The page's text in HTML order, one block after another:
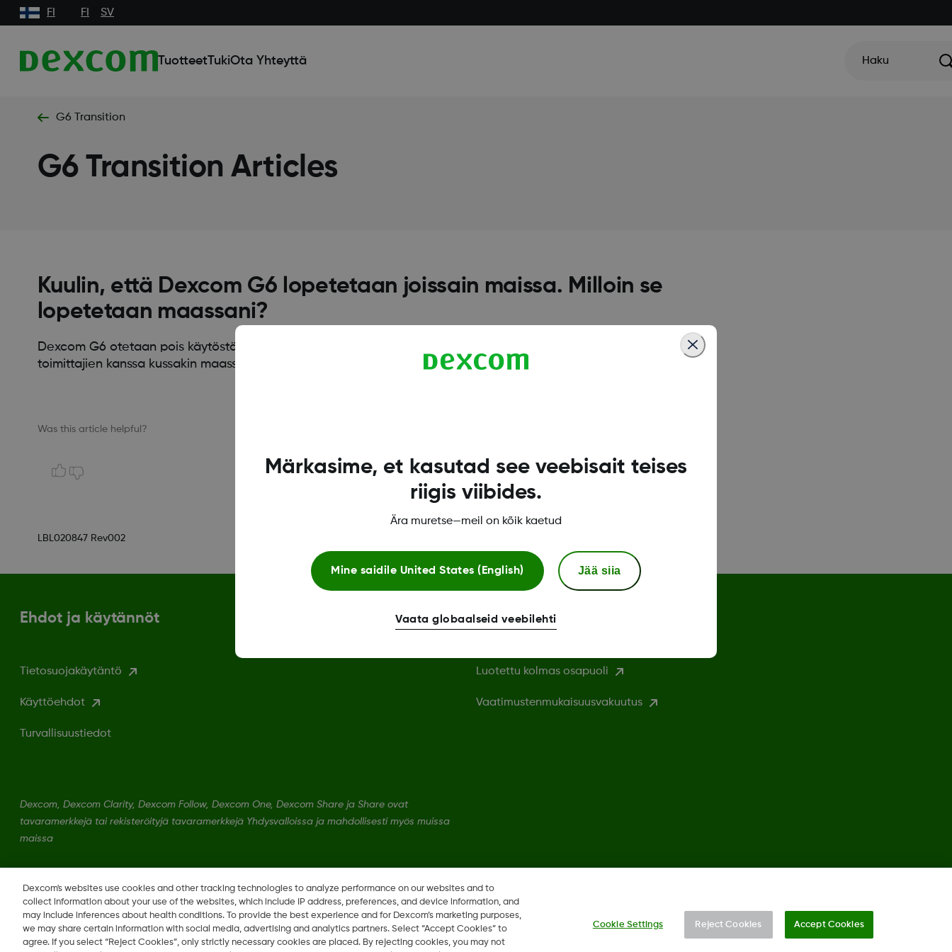
FI FI SV
TuotteetTukiOta Yhteyttä Haku
G6 Transition
G6 Transition Articles
Kuulin, että Dexcom G6 lopetetaan joissain maissa. Milloin se
lopetetaan maassani?
Dexcom G6 otetaan pois käytöstä vaiheittaisen prosessin kautta. Kommunikoimme käyttäjien ja terveydenhuollon
toimittajien kanssa kussakin maassa hyvissä ajoin varmistaaksemme, että siirtymälle jää runsaasti aikaa.
Was this article helpful?
LBL020847 Rev002
Ehdot ja käytännöt
Tietosuojakäytäntö
Käyttöehdot
Turvallisuustiedot
Lisää tietoa
Luotettu kolmas osapuoli
Vaatimustenmukaisuusvakuutus
Dexcom, Dexcom Clarity, Dexcom Follow, Dexcom One, Dexcom Share ja Share ovat
tavaramerkkejä tai rekisteröityjä tavaramerkkejä Yhdysvalloissa ja mahdollisesti myös muissa
maissa
LBL020847 Rev002
Dexcom's websites use cookies and other tracking technologies to analyze performance on our websites and to
collect information about your use of the websites, which include IP address, preferences, and device information, and
may include inferences about health conditions. To provide the best experience and for Dexcom’s marketing purposes,
we may share certain information with social media, advertising and analytics partners. Select “Accept Cookies” to
agree. If you select “Reject Cookies”, only strictly necessary cookies are placed. By rejecting cookies, you may not
Cookie Settings Reject Cookies Accept Cookies
Märkasime, et kasutad see veebisait teises
riigis viibides.
Ära muretse—meil on kõik kaetud
Mine saidile United States (English) Jää siia
Vaata globaalseid veebilehti